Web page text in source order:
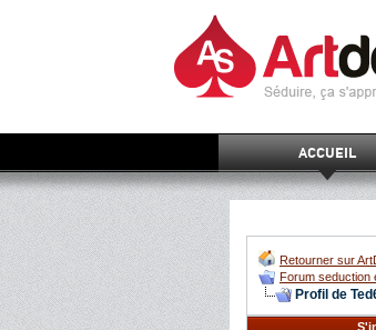
ACCUEIL
Retourner sur
Forum seduction
Profil de